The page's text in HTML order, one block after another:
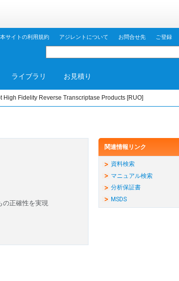
本サイトの利用規約 アジレントについて お問合せ先 ご登録
ライブラリ お見積り
High Fidelity Reverse Transcriptase Products [RUO]
の正確性を実現
関連情報リンク
資料検索
マニュアル検索
分析保証書
MSDS